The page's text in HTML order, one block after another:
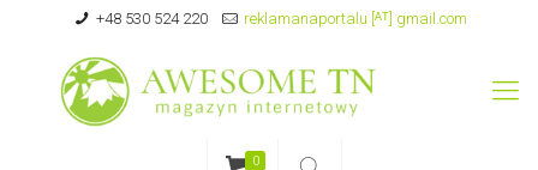
+48 530 524 220 reklamanaportalu [ᴬᵀ] gmail.com
0